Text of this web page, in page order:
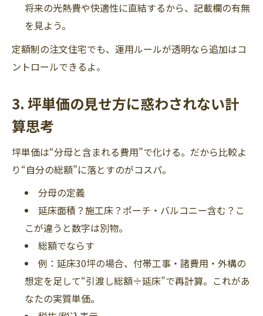
将来の光熱費や快適性に直結するから、記載欄の有無
を見よう。
定額制の注文住宅でも、運用ルールが透明なら追加はコ
ントロールできるよ。
3. 坪単価の見せ方に惑わされない計
算思考
坪単価は“分母と含まれる費用”で化ける。だから比較よ
り“自分の総額”に落とすのがコスパ。
分母の定義
延床面積？施工床？ポーチ・バルコニー含む？こ
こが違うと数字は別物。
総額でならす
例：延床30坪の場合、付帯工事・諸費用・外構の
想定を足して“引渡し総額÷延床”で再計算。これがあ
なたの実質単価。